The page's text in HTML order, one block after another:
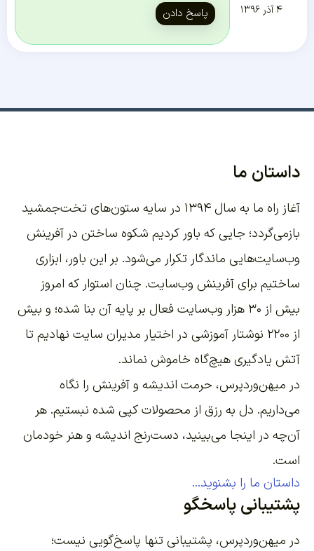
۴ آذر ۱۳۹۶ پاسخ دادن
داستان ما
آغاز راه ما به سال ۱۳۹۴ در سایه ستون‌های تخت‌جمشید
بازمی‌گردد؛ جایی که باور کردیم شکوه ساختن در آفرینش
وب‌سایت‌هایی ماندگار تکرار می‌شود. بر این باور، ابزاری
ساختیم برای آفرینش وب‌سایت. چنان استوار که امروز
بیش از ۳۰ هزار وب‌سایت فعال بر پایه آن بنا شده؛ و بیش
از ۲۲۰۰
نوشتار آموزشی در اختیار مدیران سایت نهادیم تا
آتش یادگیری هیچ‌گاه خاموش نماند.
در میهن‌وردپرس، حرمت اندیشه و آفرینش را نگاه
می‌داریم. دل به رزق از محصولات کپی شده نبستیم. هر
آن‌چه در اینجا می‌بینید، دست‌رنج اندیشه و هنر خودمان
است.
داستان ما را بشنوید...
پشتیبانی پاسخگو
در میهن‌وردپرس، پشتیبانی تنها پاسخ‌گویی نیست؛